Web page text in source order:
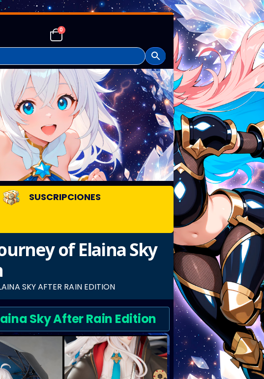
0
SUSCRIPCIONES
of Elaina Sky
SKY AFTER RAIN EDITION
Sky After Rain Edition